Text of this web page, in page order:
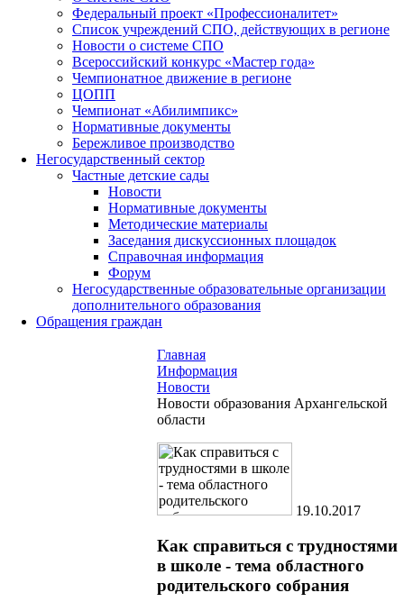
Федеральный проект «Профессионалитет»
Список учреждений СПО, действующих в регионе
Новости о системе СПО
Всероссийский конкурс «Мастер года»
Чемпионатное движение в регионе
ЦОПП
Чемпионат «Абилимпикс»
Нормативные документы
Бережливое производство
Негосударственный сектор
Частные детские сады
Новости
Нормативные документы
Методические материалы
Заседания дискуссионных площадок
Справочная информация
Форум
Негосударственные образовательные организации
дополнительного образования
Обращения граждан
Главная
Информация
Новости
Новости образования Архангельской
области
19.10.2017
Как справиться с трудностями
в школе - тема областного
родительского собрания